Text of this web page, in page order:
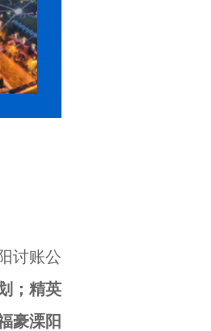
讨账公
；精英
豪溧阳